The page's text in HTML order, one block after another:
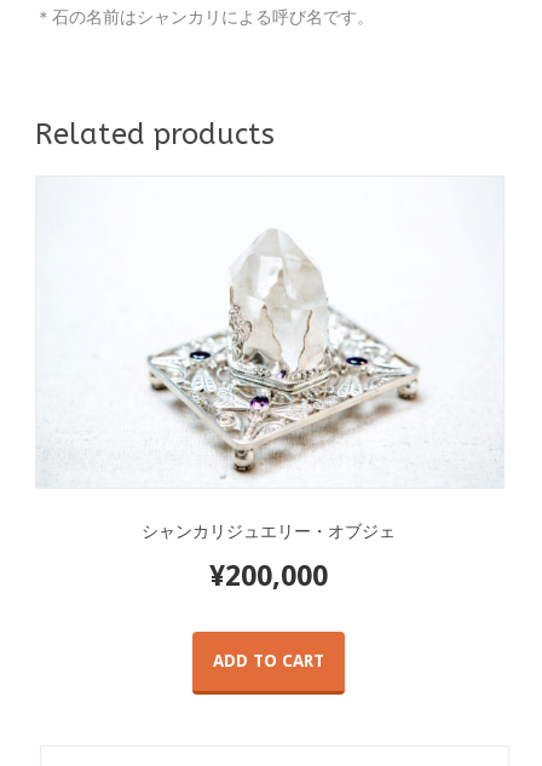
＊石の名前はシャンカリによる呼び名です。
Related products
シャンカリジュエリー・オブジェ
¥200,000
ADD TO CART